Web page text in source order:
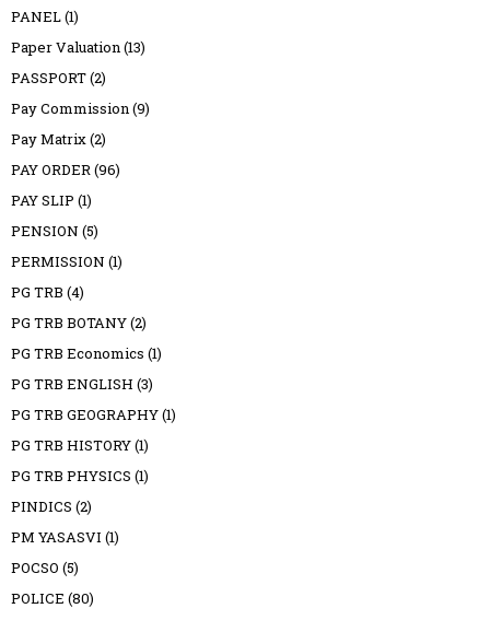
PANEL(1)
Paper Valuation(13)
PASSPORT(2)
Pay Commission(9)
Pay Matrix(2)
PAY ORDER(96)
PAY SLIP (1)
PENSION (5)
PERMISSION (1)
PG TRB (4)
PG TRB BOTANY(2)
PG TRB Economics (1)
PG TRB ENGLISH (3)
PG TRB GEOGRAPHY(1)
PG TRB HISTORY(1)
PG TRB PHYSICS (1)
PINDICS (2)
PM YASASVI (1)
POCSO (5)
POLICE (80)